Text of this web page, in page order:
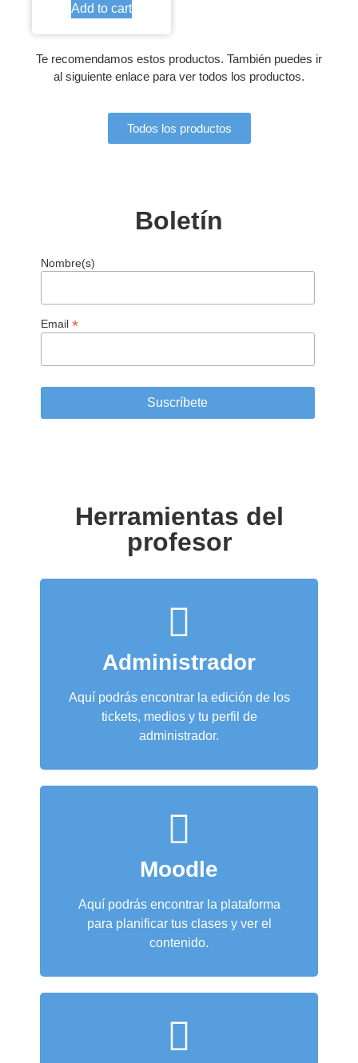
Add to cart
Te recomendamos estos productos. También puedes ir
al siguiente enlace para ver todos los productos.
Todos los productos
Boletín
Nombre(s)
Email*
Herramientas del
profesor
Administrador
Aquí podrás encontrar la edición de los
tickets, medios y tu perfil de
administrador.
Moodle
Aquí podrás encontrar la plataforma
para planificar tus clases y ver el
contenido.